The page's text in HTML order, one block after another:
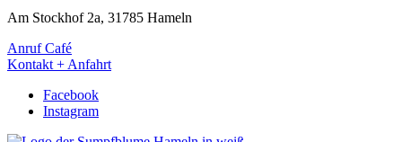
Am Stockhof 2a, 31785 Hameln
Anruf Café
Kontakt + Anfahrt
Facebook
Instagram